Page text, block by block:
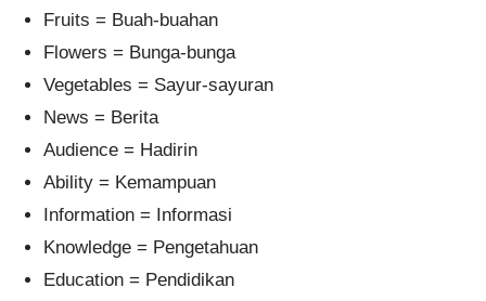
Fruits = Buah-buahan
Flowers = Bunga-bunga
Vegetables = Sayur-sayuran
News = Berita
Audience = Hadirin
Ability = Kemampuan
Information = Informasi
Knowledge = Pengetahuan
Education = Pendidikan